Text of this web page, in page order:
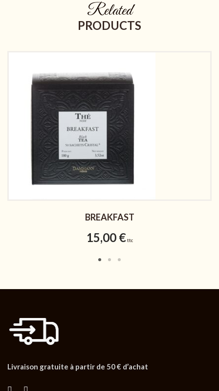
Related
PRODUCTS
BREAKFAST
15,00 € ttc
Livraison gratuite à partir de 50 € d’achat